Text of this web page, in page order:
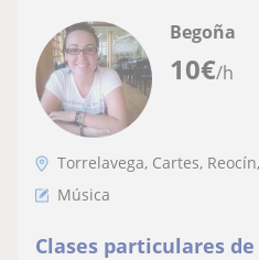
10€/h
Begoña
Torrelavega, Cartes,
Música
Clases particulares